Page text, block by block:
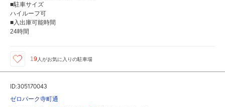
■駐車サイズ
ハイルーフ可
■入出庫可能時間
24時間
19人がお気に入りの駐車場
ID:305170043
ゼロパーク寺町通